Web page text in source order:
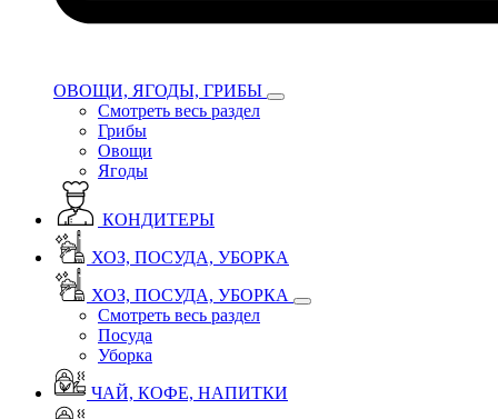
ОВОЩИ, ЯГОДЫ, ГРИБЫ
Смотреть весь раздел
Грибы
Овощи
Ягоды
КОНДИТЕРЫ
ХОЗ, ПОСУДА, УБОРКА
ХОЗ, ПОСУДА, УБОРКА
Смотреть весь раздел
Посуда
Уборка
ЧАЙ, КОФЕ, НАПИТКИ